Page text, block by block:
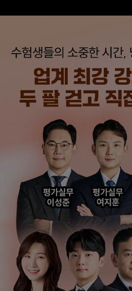
합격할 수 있었습니다.
수
다른 학원 강의를 모두
들어봤지만, 해커스
이성준 평가사님은
문제가 좋아서 선택하게
되었습니다.
합격생 박*원님
본 합격생은 이성준 선생님 강의
수강 합격생입니다.
비전
막
이
따라
합격
수
합격
본 합
수강